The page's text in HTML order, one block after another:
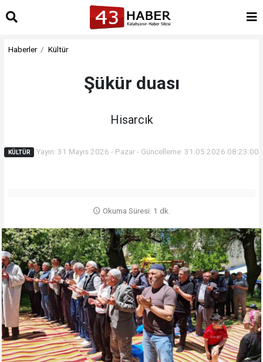
Haberler Kültür
Şükür duası
Hisarcık
KÜLTÜR Yayın: 31 Mayıs 2026 - Pazar - Güncelleme: 31.05.2026 08:23:00
Okuma Süresi: 1 dk.